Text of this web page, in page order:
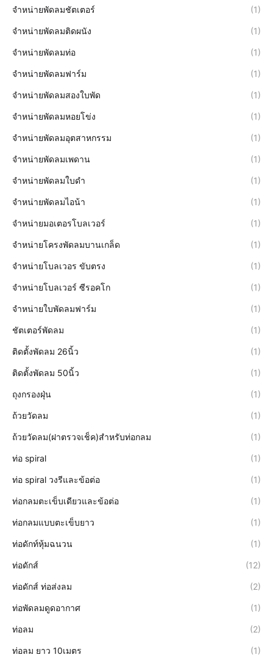
จำหน่ายพัดลมชัตเตอร์ (1)
จำหน่ายพัดลมติดผนัง (1)
จำหน่ายพัดลมท่อ (1)
จำหน่ายพัดลมฟาร์ม (1)
จำหน่ายพัดลมสองใบพัด (1)
จำหน่ายพัดลมหอยโข่ง (1)
จำหน่ายพัดลมอุตสาหกรรม (1)
จำหน่ายพัดลมเพดาน (1)
จำหน่ายพัดลมใบดำ (1)
จำหน่ายพัดลมไอน้า (1)
จำหน่ายมอเตอรโบลเวอร์ (1)
จำหน่ายโครงพัดลมบานเกล็ด (1)
จำหน่ายโบลเวอร ขับตรง (1)
จำหน่ายโบลเวอร์ ซีรอคโก (1)
จำหน่ายใบพัดลมฟาร์ม (1)
ชัตเตอร์พัดลม (1)
ติดตั้งพัดลม 26นิ้ว (1)
ติดตั้งพัดลม 50นิ้ว (1)
ถุงกรองฝุ่น (1)
ถ้วยวัดลม (1)
ถ้วยวัดลม(ฝาตรวจเช็ค)สำหรับท่อกลม (1)
ท่อ spiral (1)
ท่อ spiral วงรีและข้อต่อ (1)
ท่อกลมตะเข็บเดียวและข้อต่อ (1)
ท่อกลมแบบตะเข็บยาว (1)
ท่อดักท์หุ้มฉนวน (1)
ท่อดักส์ (12)
ท่อดักส์ ท่อส่งลม (2)
ท่อพัดลมดูดอากาศ (1)
ท่อลม (2)
ท่อลม ยาว 10เมตร (1)